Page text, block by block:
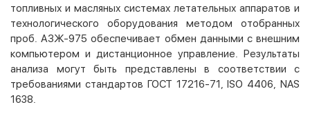
топливных и масляных системах летательных аппаратов и
технологического оборудования методом отобранных
проб. АЗЖ-975 обеспечивает обмен данными с внешним
компьютером и дистанционное управление. Результаты
анализа могут быть представлены в соответствии с
требованиями стандартов ГОСТ 17216-71, ISО 4406, NAS
1638.